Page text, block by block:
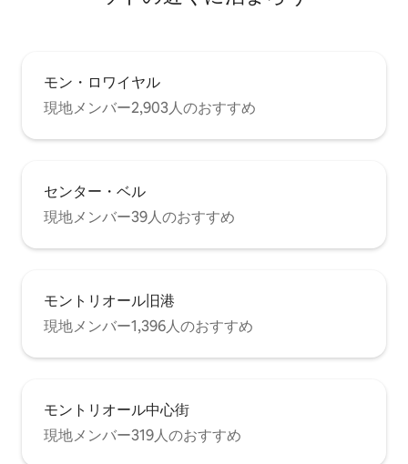
モン・ロワイヤル
現地メンバー2,903人のおすすめ
センター・ベル
現地メンバー39人のおすすめ
モントリオール旧港
現地メンバー1,396人のおすすめ
モントリオール中心街
現地メンバー319人のおすすめ